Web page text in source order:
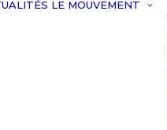
LE MOUVEMENT